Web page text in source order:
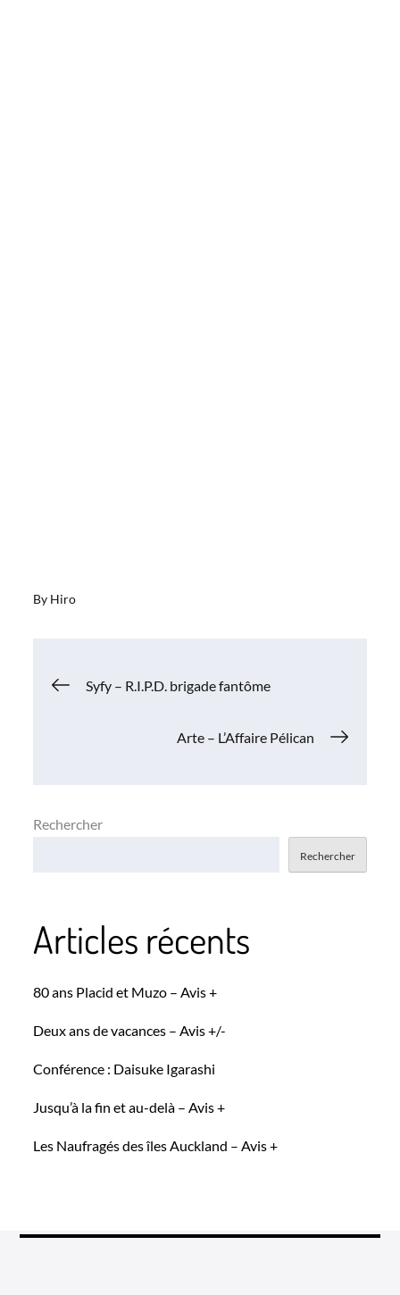
By Hiro
Navigation
Syfy – R.I.P.D. brigade fantôme
Arte – L’Affaire Pélican
Rechercher
Rechercher
Articles récents
80 ans Placid et Muzo – Avis +
Deux ans de vacances – Avis +/-
Conférence : Daisuke Igarashi
Jusqu’à la fin et au-delà – Avis +
Les Naufragés des îles Auckland – Avis +